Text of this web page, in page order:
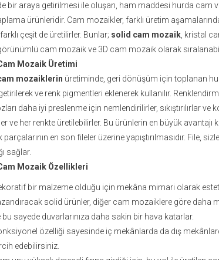
bir araya getirilmesi ile oluşan, ham maddesi hurda cam
ürünleridir. Cam mozaikler, farklı üretim
çeşit de üretilirler. Bunlar; solid cam mozaik, kristal
cam mozaik ve 3D cam mozaik olarak
Mozaik Üretimi
mozaiklerin üretiminde, geri dönüşüm için toplanan
ve renk pigmentleri eklenerek kullanılır.
daha iyi preslenme için nemlendirilirler, sıkıştırılırlar ve
ve her renkte üretilebilirler. Bu ürünlerin en büyük avantajı
en son fileler üzerine yapıştırılmasıdır. File,
sağlar.
Mozaik Özellikleri
bir malzeme olduğu için mekâna mimari olarak
solid ürünler, diğer cam mozaiklere göre daha
bu sayede duvarlarınıza daha sakin bir hava katarlar.
özelliği sayesinde iç mekânlarda da dış
edebilirsiniz.